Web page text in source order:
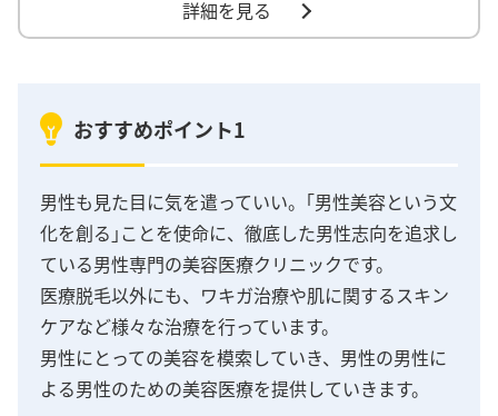
詳細を見る
おすすめポイント1
男性も見た目に気を遣っていい。｢男性美容という文
化を創る｣ことを使命に、徹底した男性志向を追求し
ている男性専門の美容医療クリニックです。
医療脱毛以外にも、ワキガ治療や肌に関するスキン
ケアなど様々な治療を行っています。
男性にとっての美容を模索していき、男性の男性に
よる男性のための美容医療を提供していきます。